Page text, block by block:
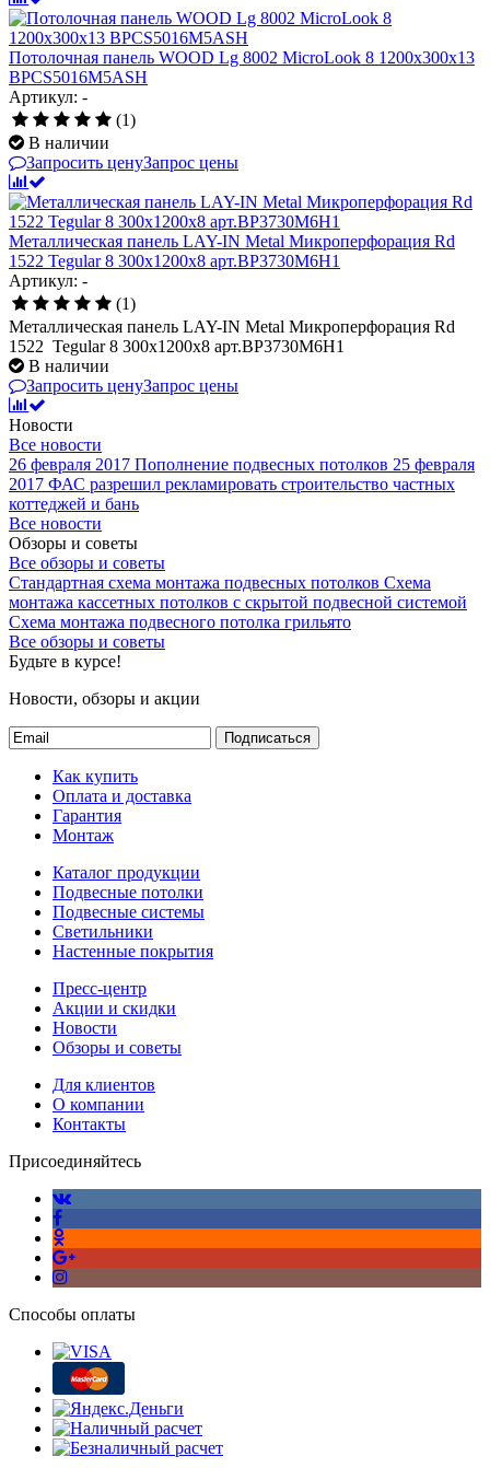
Потолочная панель WOOD Lg 8002 MicroLook 8 1200x300x13
BPCS5016M5ASH
Артикул: -
(1)
В наличии
Запросить ценуЗапрос цены
Металлическая панель LAY-IN Metal Микроперфорация Rd
1522 Tegular 8 300x1200x8 арт.BP3730M6H1
Артикул: -
(1)
Металлическая панель LAY-IN Metal Микроперфорация Rd
1522 Tegular 8 300x1200x8 арт.BP3730M6H1
В наличии
Запросить ценуЗапрос цены
Новости
Все новости
26 февраля 2017 Пополнение подвесных потолков 25 февраля
2017 ФАС разрешил рекламировать строительство частных
коттеджей и бань
Все новости
Обзоры и советы
Все обзоры и советы
Стандартная схема монтажа подвесных потолков Схема
монтажа кассетных потолков с скрытой подвесной системой
Схема монтажа подвесного потолка грильято
Все обзоры и советы
Будьте в курсе!
Новости, обзоры и акции
Подписаться
Как купить
Оплата и доставка
Гарантия
Монтаж
Каталог продукции
Подвесные потолки
Подвесные системы
Светильники
Настенные покрытия
Пресс-центр
Акции и скидки
Новости
Обзоры и советы
Для клиентов
О компании
Контакты
Присоединяйтесь
Способы оплаты